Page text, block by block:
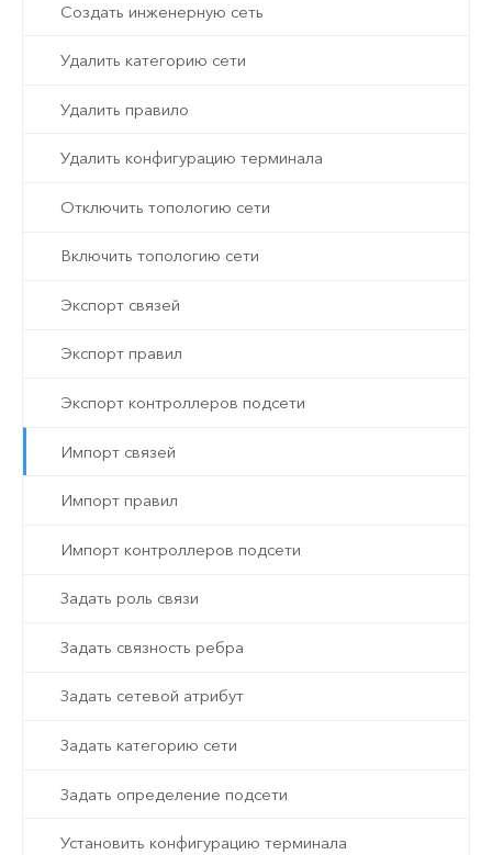
Создать инженерную сеть
Удалить категорию сети
Удалить правило
Удалить конфигурацию терминала
Отключить топологию сети
Включить топологию сети
Экспорт связей
Экспорт правил
Экспорт контроллеров подсети
Импорт связей
Импорт правил
Импорт контроллеров подсети
Задать роль связи
Задать связность ребра
Задать сетевой атрибут
Задать категорию сети
Задать определение подсети
Установить конфигурацию терминала